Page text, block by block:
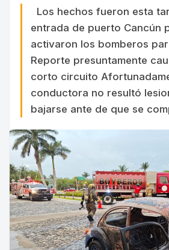
Los hechos fueron esta
entrada de puerto Cancún
activaron los bomberos
Reporte presuntamente
corto circuito
conductora no resultó
bajarse ante de que se